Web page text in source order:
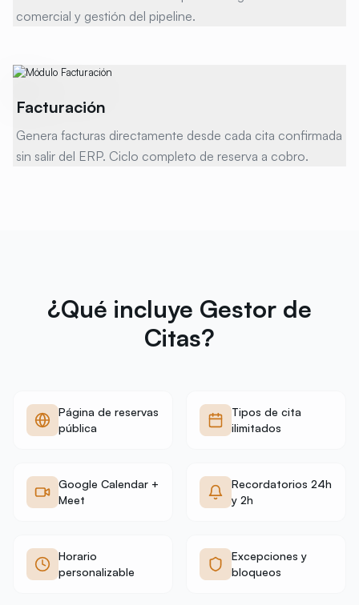
comercial y gestión del pipeline.
Facturación
Genera facturas directamente desde cada cita confirmada
sin salir del ERP. Ciclo completo de reserva a cobro.
¿Qué incluye Gestor de
Citas?
Página de reservas
pública
Tipos de cita
ilimitados
Google Calendar +
Meet
Recordatorios 24h
y 2h
Horario
personalizable
Excepciones y
bloqueos